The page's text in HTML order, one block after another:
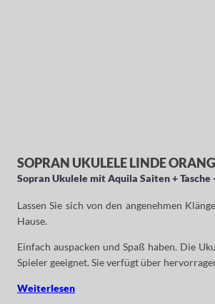
SOPRAN UKULELE LINDE
Sopran Ukulele mit Aquila Saiten + Tasche
Lassen Sie sich von den angenehmen
Hause.
Einfach auspacken und Spaß haben. Die
Spieler geeignet. Sie verfügt über
Weiterlesen